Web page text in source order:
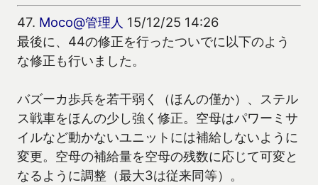
47. Moco@管理人 15/12/25 14:26
最後に、44の修正を行ったついでに以下のよう
な修正も行いました。
バズーカ歩兵を若干弱く（ほんの僅か）、ステル
ス戦車をほんの少し強く修正。空母はパワーミサ
イルなど動かないユニットには補給しないように
変更。空母の補給量を空母の残数に応じて可変と
なるように調整（最大3は従来同等）。